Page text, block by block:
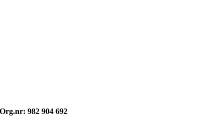
Org.nr: 982 904 692